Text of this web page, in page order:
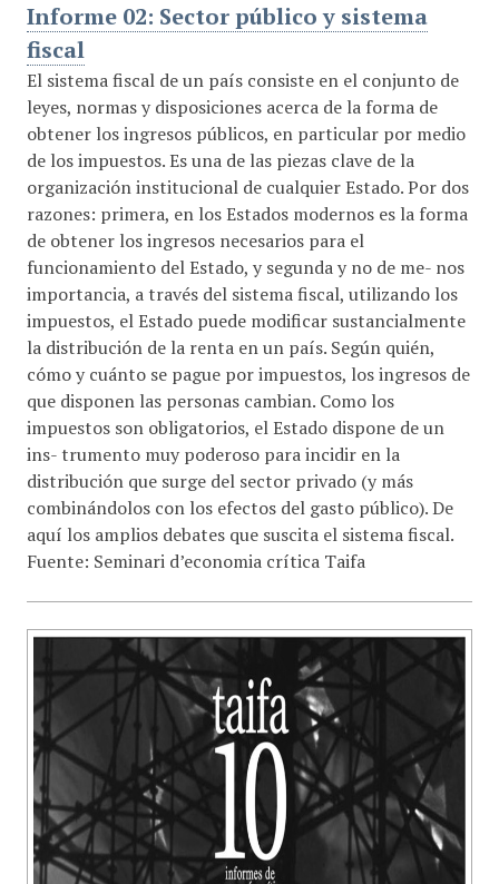
Informe 02: Sector público y sistema
fiscal
El sistema fiscal de un país consiste en el conjunto de
leyes, normas y disposiciones acerca de la forma de
obtener los ingresos públicos, en particular por medio
de los impuestos. Es una de las piezas clave de la
organización institucional de cualquier Estado. Por dos
razones: primera, en los Estados modernos es la forma
de obtener los ingresos necesarios para el
funcionamiento del Estado, y segunda y no de me- nos
importancia, a través del sistema fiscal, utilizando los
impuestos, el Estado puede modificar sustancialmente
la distribución de la renta en un país. Según quién,
cómo y cuánto se pague por impuestos, los ingresos de
que disponen las personas cambian. Como los
impuestos son obligatorios, el Estado dispone de un
ins- trumento muy poderoso para incidir en la
distribución que surge del sector privado (y más
combinándolos con los efectos del gasto público). De
aquí los amplios debates que suscita el sistema fiscal.
Fuente: Seminari d’economia crítica Taifa